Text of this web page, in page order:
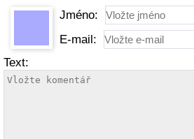
Jméno:
E-mail:
Text: